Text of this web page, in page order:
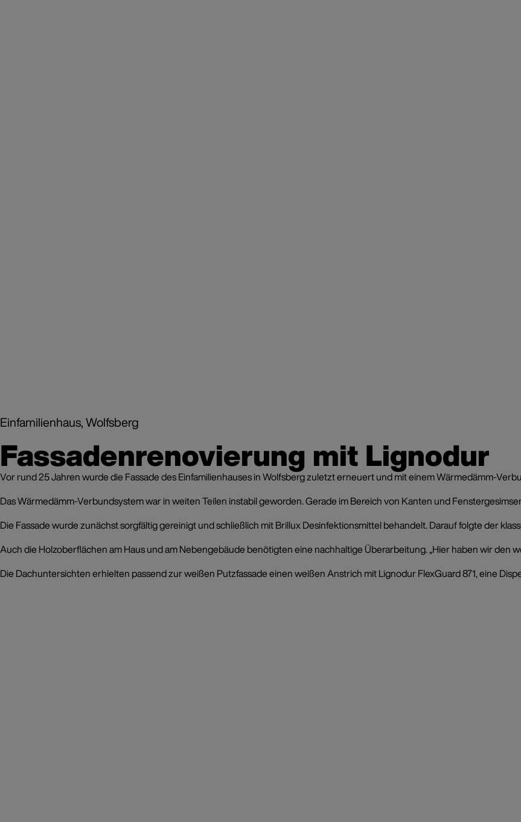
Einfamilienhaus, Wolfsberg
Fassadenrenovierung mit Lignodur
Vor rund 25 Jahren wurde die Fassade des Einfamilienhauses in Wolfsberg zuletzt erneuert und mit einem Wärmedämm-
Das Wärmedämm-Verbundsystem war in weiten Teilen instabil geworden. Gerade im Bereich von Kanten und
Die Fassade wurde zunächst sorgfältig gereinigt und schließlich mit Brillux Desinfektionsmittel behandelt. Darauf folgte der
Auch die Holzoberflächen am Haus und am Nebengebäude benötigten eine nachhaltige Überarbeitung. „Hier haben wir
Die Dachuntersichten erhielten passend zur weißen Putzfassade einen weißen Anstrich mit Lignodur FlexGuard 871, eine